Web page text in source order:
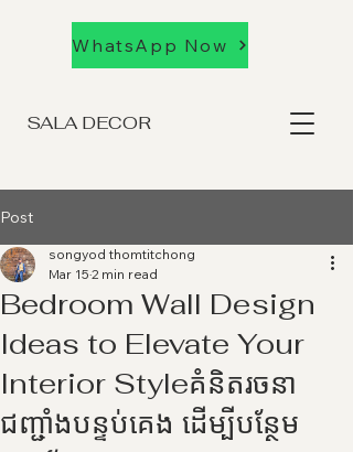
SALA DECOR
WhatsApp Now
Post
Bedroom Wall Design
Ideas to Elevate Your
Interior Styleគំនិតរចនា
ជញ្ជាំងបន្ទប់គេង ដើម្បីបន្ថែម
songyod thomtitchong
Mar 15 2 min read